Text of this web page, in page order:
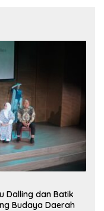
Dalling dan Batik
Budaya Daerah